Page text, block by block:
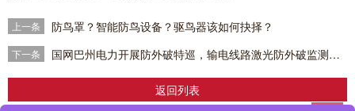
上一条 防鸟罩？智能防鸟设备？驱鸟器该如何抉择？
下一条 国网巴州电力开展防外破特巡，输电线路激光防外破监测装置护航电网运行
返回列表